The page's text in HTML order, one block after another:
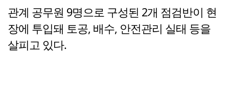
관계 공무원 9명으로 구성된 2개 점검반이 현
장에 투입돼 토공, 배수, 안전관리 실태 등을
살피고 있다.